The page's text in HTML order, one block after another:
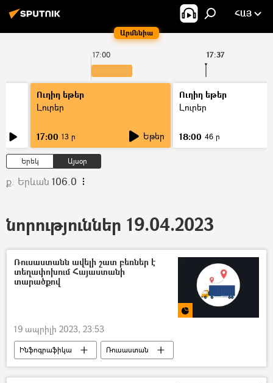
Արմենիա
ՀԱՅ
17:00 17:37
Ուղիղ եթեր
Լուրեր
17:00 13 ր Եթեր
Ուղիղ եթեր
Լուրեր
18:00 46 ր
Երեկ Այսօր
ք. Երևան 106.0
նորություններ 19.04.2023
Ռուսաստանն ավելի շատ բեռներ է
տեղափոխում Հայաստանի
տարածքով
19 ապրիլի 2023, 23:53
Ինֆոգրաֆիկա
Ռուսաստան
Հայաստան
բեռնափոխադրում